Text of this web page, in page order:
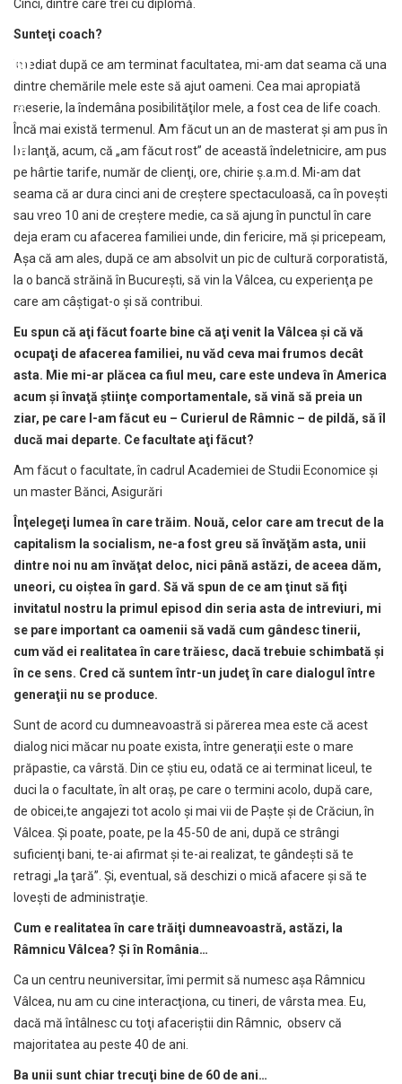
Cinci, dintre care trei cu diplomă.
Sunteţi coach?
Imediat după ce am terminat facultatea, mi-am dat seama că una
dintre chemările mele este să ajut oameni. Cea mai apropiată
meserie, la îndemâna posibilităţilor mele, a fost cea de life coach.
Încă mai există termenul. Am făcut un an de masterat şi am pus în
balanţă, acum, că „am făcut rost” de această îndeletnicire, am pus
pe hârtie tarife, număr de clienţi, ore, chirie ş.a.m.d. Mi-am dat
seama că ar dura cinci ani de creştere spectaculoasă, ca în poveşti
sau vreo 10 ani de creştere medie, ca să ajung în punctul în care
deja eram cu afacerea familiei unde, din fericire, mă şi pricepeam,
Aşa că am ales, după ce am absolvit un pic de cultură corporatistă,
la o bancă străină în Bucureşti, să vin la Vâlcea, cu experienţa pe
care am câştigat-o şi să contribui.
Eu spun că aţi făcut foarte bine că aţi venit la Vâlcea şi că vă
ocupaţi de afacerea familiei, nu văd ceva mai frumos decât
asta. Mie mi-ar pl ăcea ca fiul meu, care este undeva în America
acum şi învaţă ştiinţe comportamentale, să vină să preia un
ziar, pe care l-am făcut eu – Curierul de Râmnic – de pildă, săîl
ducă mai departe. Ce facultate aţi făcut?
Am făcut o facultate, în cadrul Academiei de Studii Economice şi
un master Bănci, Asigurări
Înţelegeţi lumea în care trăim. Nouă, celor care am trecut de la
capitalism la socialism, ne-a fost greu săînvăţăm asta, unii
dintre noi nu am învăţat deloc, nici până astăzi, de aceea dăm,
uneori, cu oiştea în gard. Să vă spun de ce am ţinut să fiţi
invitatul nostru la primul episod din seria asta de intreviuri, mi
se pare important ca oamenii să vadă cum gândesc tinerii,
cum văd ei realitatea în care trăiesc, dacă trebuie schimbată şi
în ce sens. Cred că suntem într-un judeţîn care dialogul între
generaţii nu se produce.
Sunt de acord cu dumneavoastră si părerea mea este că acest
dialog nici măcar nu poate exista, între generaţii este o mare
prăpastie, ca vârstă. Din ce ştiu eu, odată ce ai terminat liceul, te
duci la o facultate, în alt oraş, pe care o termini acolo, după care,
de obicei,te angajezi tot acolo şi mai vii de Paşte şi de Crăciun, în
Vâlcea. Şi poate, poate, pe la 45-50 de ani, după ce strângi
suficienţi bani, te-ai afirmat şi te-ai realizat, te gândeşti să te
retragi „la ţară”. Şi, eventual, să deschizi o mică afacere şi să te
loveşti de administraţie.
Cum e realitatea în care trăiţi dumneavoastră, astăzi, la
Râmnicu Vâlcea? Și în România…
Ca un centru neuniversitar, îmi permit să numesc aşa Râmnicu
Vâlcea, nu am cu cine interacţiona, cu tineri, de vârsta mea. Eu,
dacă mă întâlnesc cu toţi afaceriştii din Râmnic, observ că
majoritatea au peste 40 de ani.
Ba unii sunt chiar trecuţi bine de 60 de ani…